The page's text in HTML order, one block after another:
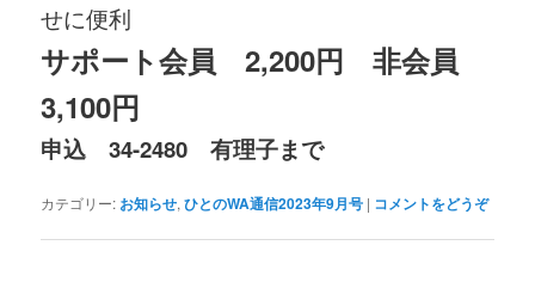
せに便利
サポート会員 2,200円 非会員
3,100円
申込 34-2480 有理子まで
カテゴリー: お知らせ,ひとのWA通信2023年9月号 | コメントをどうぞ